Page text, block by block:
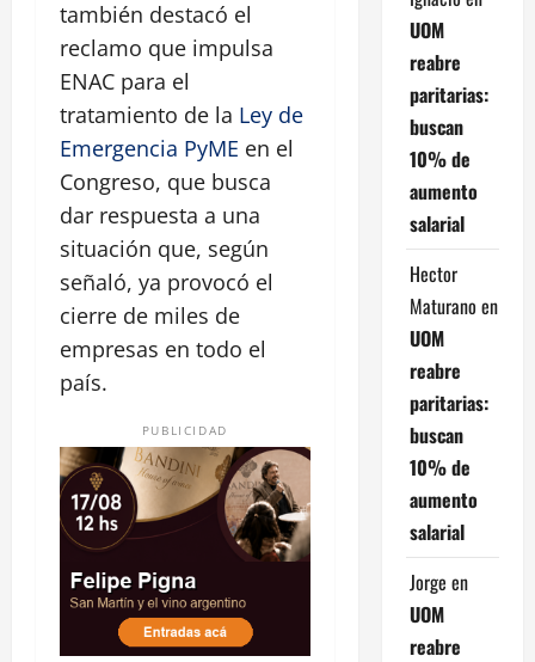
también destacó el
reclamo que impulsa
ENAC para el
tratamiento de la Ley de
Emergencia PyME en el
Congreso, que busca
dar respuesta a una
situación que, según
señaló, ya provocó el
cierre de miles de
empresas en todo el
país.
PUBLICIDAD
UOM
reabre
paritarias:
buscan
10% de
aumento
salarial
Hector
Maturano en
UOM
reabre
paritarias:
buscan
10% de
aumento
salarial
Jorge en
UOM
reabre